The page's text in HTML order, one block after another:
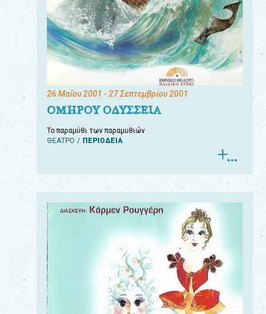
26 Μαΐου 2001 - 27 Σεπτεμβρίου 2001
ΟΜΗΡΟΥ ΟΔΥΣΣΕΙΑ
Το παραμύθι των παραμυθιών
ΘΕΑΤΡΟ
ΠΕΡΙΟΔΕΙΑ